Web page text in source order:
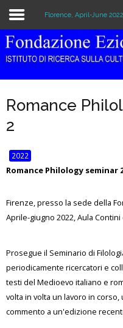
Home
Library & Archive
Publications
Events
Florence, April-June
Romance
2
2022
Romance Philology seminar
Firenze, presso la sede della
Aprile-giugno 2022, Aula Contini
Prosegue il Seminario di
periodicamente ricercatori e
testi del Medioevo italiano e
volta in volta un lavoro in
commento a un'edizione